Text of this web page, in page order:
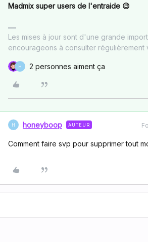
Madmix super users de l'entraide 😉
Les mises à jour sont d'une grande
encourageons à consulter régulièrement
H 2 personnes aiment ça
H honeyboop AUTEUR
Comment faire svp pour supprimer tout